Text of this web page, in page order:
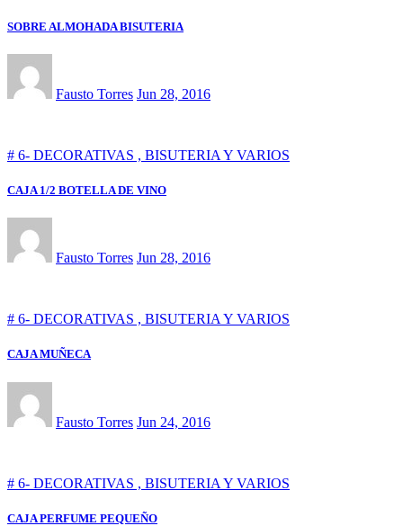
SOBRE ALMOHADA BISUTERIA
Fausto Torres Jun 28, 2016
# 6- DECORATIVAS , BISUTERIA Y VARIOS
CAJA 1/2 BOTELLA DE VINO
Fausto Torres Jun 28, 2016
# 6- DECORATIVAS , BISUTERIA Y VARIOS
CAJA MUÑECA
Fausto Torres Jun 24, 2016
# 6- DECORATIVAS , BISUTERIA Y VARIOS
CAJA PERFUME PEQUEÑO